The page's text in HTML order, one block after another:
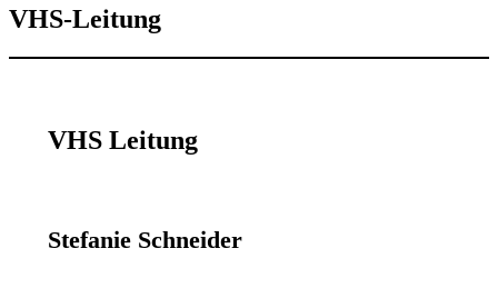
VHS-Leitung
VHS Leitung
Stefanie Schneider